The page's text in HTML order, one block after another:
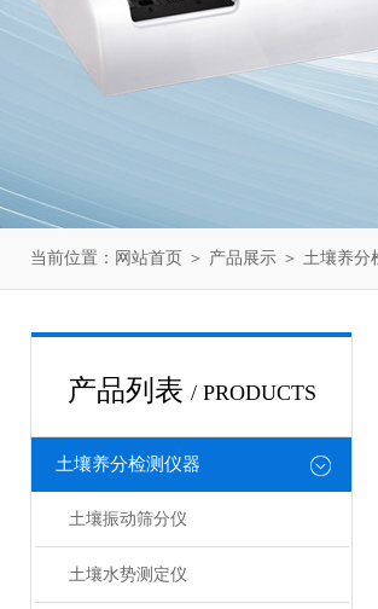
当前位置： 网站首页 ＞ 产品展示 ＞ 土壤养分
产品列表 / PRODUCTS
土壤养分检测仪器
土壤振动筛分仪
土壤水势测定仪